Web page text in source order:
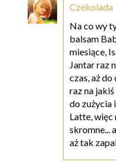
Czekolada
Na co wy
balsam
miesiące,
Jantar raz
czas, aż
raz na
do zużycia
Latte, więc
skromne...
aż tak